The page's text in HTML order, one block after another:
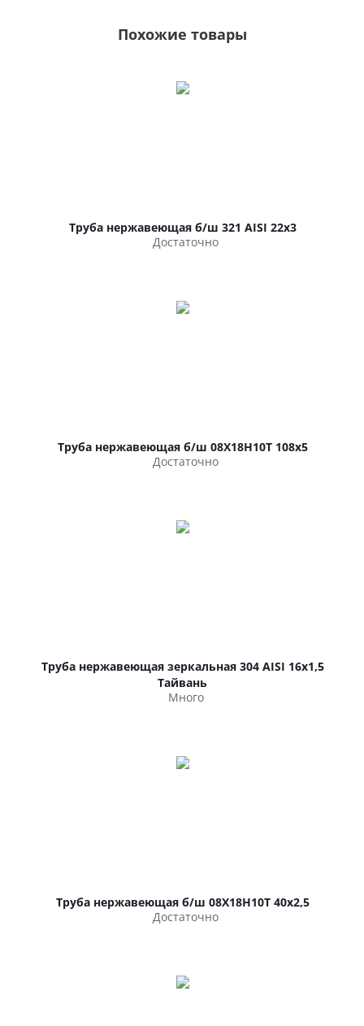
Похожие товары
Труба нержавеющая б/ш 321 AISI 22х3
Достаточно
Труба нержавеющая б/ш 08Х18Н10Т 108х5
Достаточно
Труба нержавеющая зеркальная 304 AISI 16х1,5
Тайвань
Много
Труба нержавеющая б/ш 08Х18Н10Т 40х2,5
Достаточно